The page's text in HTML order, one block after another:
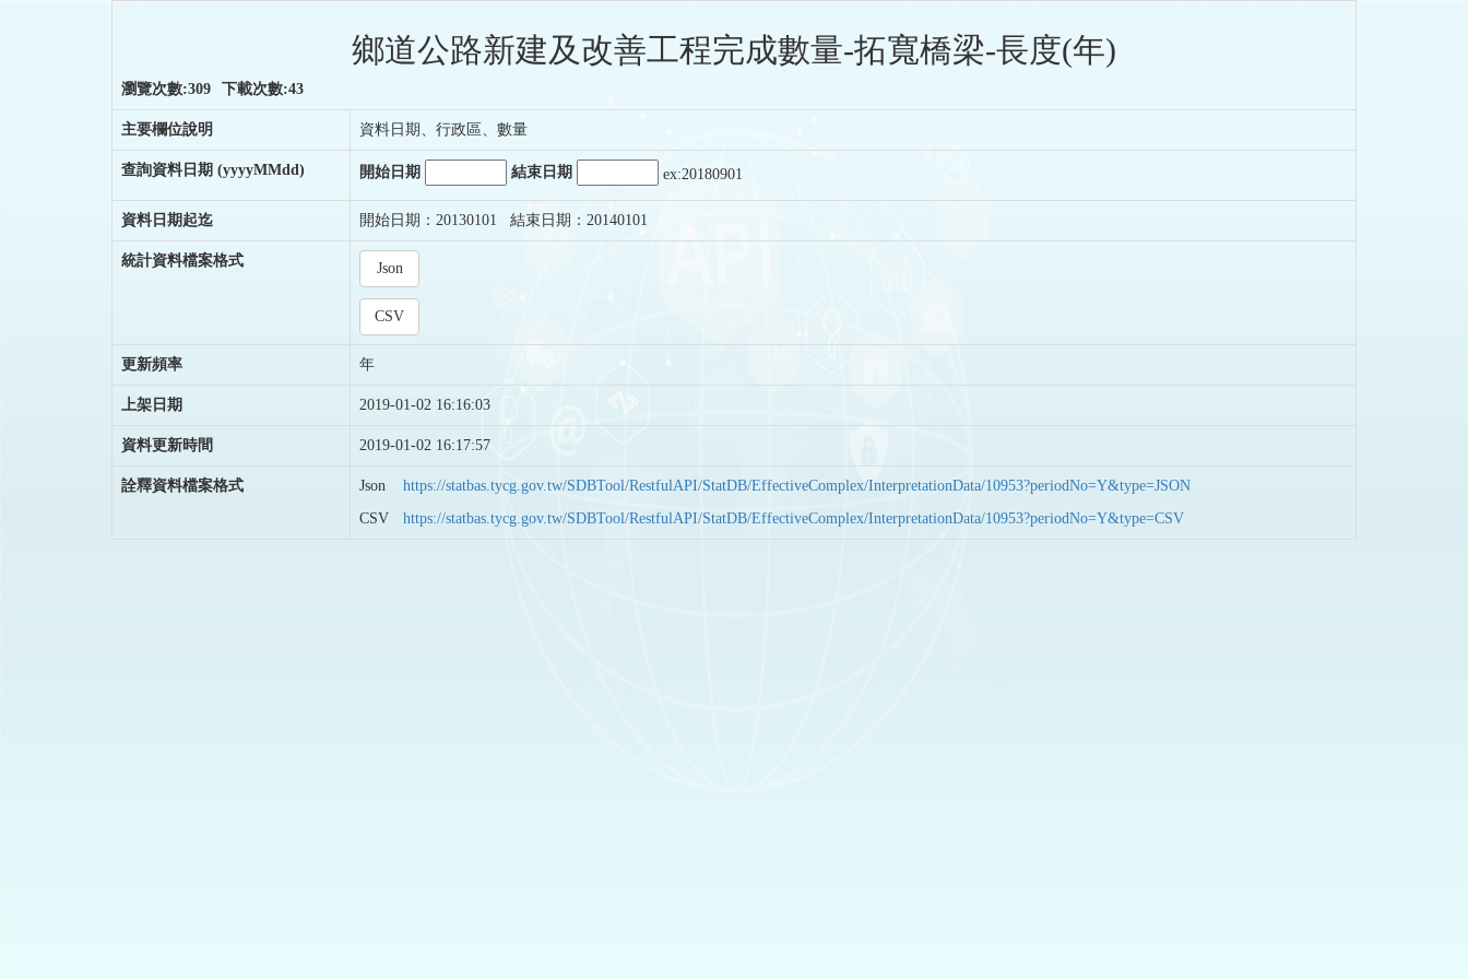
鄉道公路新建及改善工程完成數量-拓寬橋梁-長度(年)
瀏覽次數:309 下載次數:43
主要欄位說明 資料日期、行政區、數量
查詢資料日期 (yyyyMMdd) 開始日期 結束日期 ex:20180901
資料日期起迄 開始日期：20130101 結束日期：20140101
統計資料檔案格式 Json
CSV
更新頻率 年
上架日期 2019-01-02 16:16:03
資料更新時間 2019-01-02 16:17:57
詮釋資料檔案格式 Json
https://statbas.tycg.gov.tw/SDBTool/RestfulAPI/StatDB/EffectiveComplex/InterpretationData/10953?periodNo=Y&type=JSON
CSV
https://statbas.tycg.gov.tw/SDBTool/RestfulAPI/StatDB/EffectiveComplex/InterpretationData/10953?periodNo=Y&type=CSV